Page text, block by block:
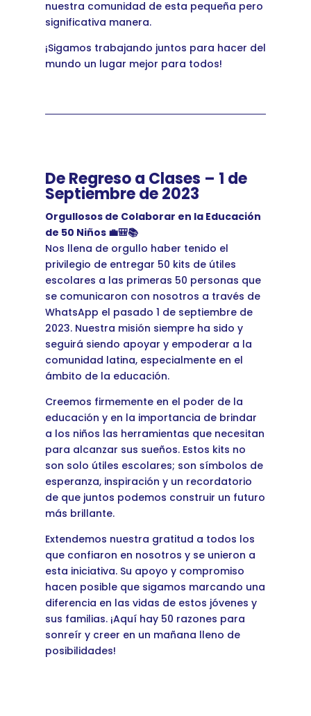
nuestra comunidad de esta pequeña pero
significativa manera.
¡Sigamos trabajando juntos para hacer del
mundo un lugar mejor para todos!
De Regreso a Clases – 1 de
Septiembre de 2023
Orgullosos de Colaborar en la Educación
de 50 Niños 💼🎒📚
Nos llena de orgullo haber tenido el
privilegio de entregar 50 kits de útiles
escolares a las primeras 50 personas que
se comunicaron con nosotros a través de
WhatsApp el pasado 1 de septiembre de
2023. Nuestra misión siempre ha sido y
seguirá siendo apoyar y empoderar a la
comunidad latina, especialmente en el
ámbito de la educación.
Creemos firmemente en el poder de la
educación y en la importancia de brindar
a los niños las herramientas que necesitan
para alcanzar sus sueños. Estos kits no
son solo útiles escolares; son símbolos de
esperanza, inspiración y un recordatorio
de que juntos podemos construir un futuro
más brillante.
Extendemos nuestra gratitud a todos los
que confiaron en nosotros y se unieron a
esta iniciativa. Su apoyo y compromiso
hacen posible que sigamos marcando una
diferencia en las vidas de estos jóvenes y
sus familias. ¡Aquí hay 50 razones para
sonreír y creer en un mañana lleno de
posibilidades!